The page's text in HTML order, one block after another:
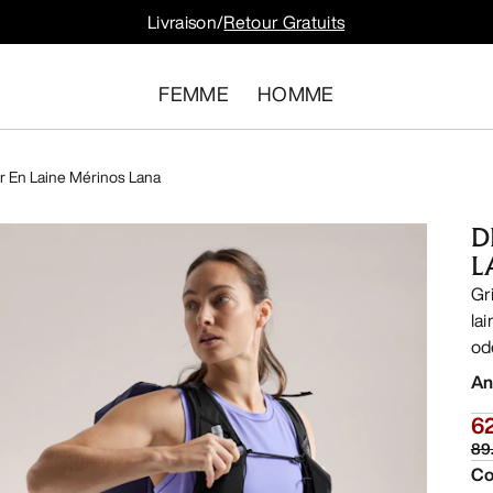
Livraison/Retour Gratuits
FEMME HOMME
En Laine Mérinos Lana